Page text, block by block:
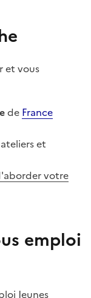
et vous
de France
et
votre
emploi
Jeunes